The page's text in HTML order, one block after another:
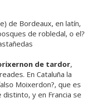
de Bordeaux, en latín,
de robledal, o el?
de tardor,
En Cataluña la
Moixerdon?, que es
y en Francia se